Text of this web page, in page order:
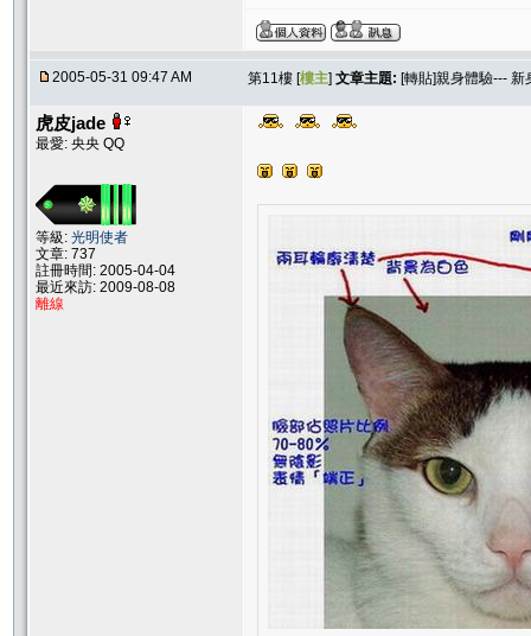
2005-05-31 09:47 AM 第11樓 [樓主] 文章主題: [轉貼]親身體驗---
虎皮jade
最愛: 央央 QQ
等級: 光明使者
文章: 737
註冊時間: 2005-04-04
最近來訪: 2009-08-08
離線